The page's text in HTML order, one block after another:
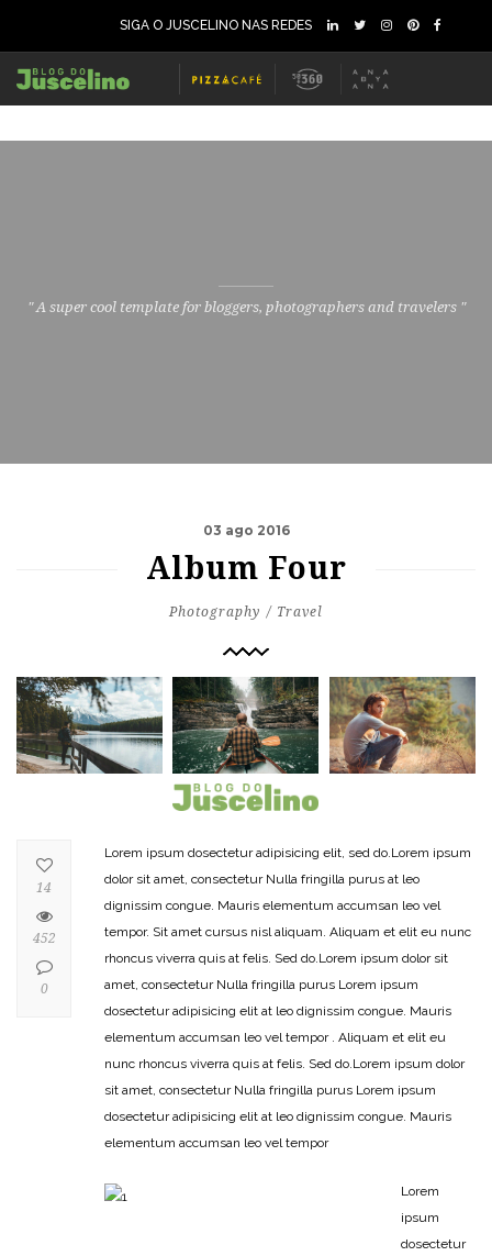
SIGA O JUSCELINO NAS REDES
" A super cool template for bloggers, photographers and travelers "
03 ago 2016
Album Four
Photography Travel
Lorem ipsum dosectetur adipisicing elit, sed do.Lorem ipsum
dolor sit amet, consectetur Nulla fringilla purus at leo
dignissim congue. Mauris elementum accumsan leo vel
tempor. Sit amet cursus nisl aliquam. Aliquam et elit eu nunc
rhoncus viverra quis at felis. Sed do.Lorem ipsum dolor sit
amet, consectetur Nulla fringilla purus Lorem ipsum
dosectetur adipisicing elit at leo dignissim congue. Mauris
elementum accumsan leo vel tempor . Aliquam et elit eu
nunc rhoncus viverra quis at felis. Sed do.Lorem ipsum dolor
sit amet, consectetur Nulla fringilla purus Lorem ipsum
dosectetur adipisicing elit at leo dignissim congue. Mauris
elementum accumsan leo vel tempor
Lorem
ipsum
dosectetur
14
452
0